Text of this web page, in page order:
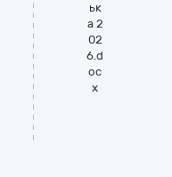
ьк
а 2
02
6.d
oc
x